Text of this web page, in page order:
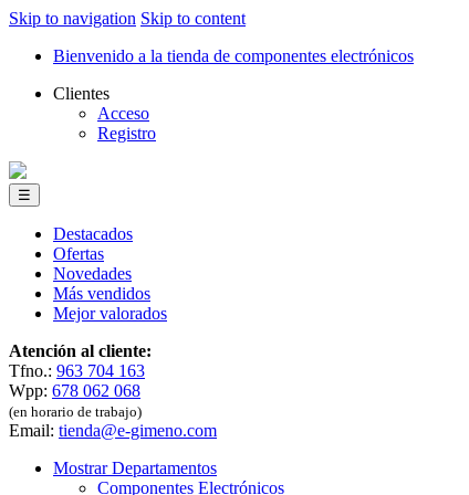
Skip to navigation Skip to content
Bienvenido a la tienda de componentes electrónicos
Clientes
Acceso
Registro
☰
Destacados
Ofertas
Novedades
Más vendidos
Mejor valorados
Atención al cliente:
Tfno.: 963 704 163
Wpp: 678 062 068
(en horario de trabajo)
Email: tienda@e-gimeno.com
Mostrar Departamentos
Componentes Electrónicos